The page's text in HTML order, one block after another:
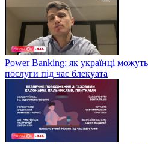
Power Banking: як українці
послуги під час блекуата